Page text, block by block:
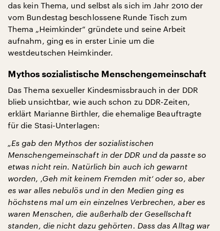
das kein Thema, und selbst als sich im Jahr 2010 der
vom Bundestag beschlossene Runde Tisch zum
Thema „Heimkinder“ gründete und seine Arbeit
aufnahm, ging es in erster Linie um die
westdeutschen Heimkinder.
Mythos sozialistische Menschengemeinschaft
Das Thema sexueller Kindesmissbrauch in der DDR
blieb unsichtbar, wie auch schon zu DDR-Zeiten,
erklärt Marianne Birthler, die ehemalige Beauftragte
für die Stasi-Unterlagen:
„Es gab den Mythos der sozialistischen
Menschengemeinschaft in der DDR und da passte so
etwas nicht rein. Natürlich bin auch ich gewarnt
worden, ‚Geh mit keinem Fremden mit‘ oder so, aber
es war alles nebulös und in den Medien ging es
höchstens mal um ein einzelnes Verbrechen, aber es
waren Menschen, die außerhalb der Gesellschaft
standen, die nicht dazu gehörten. Dass das Alltag war